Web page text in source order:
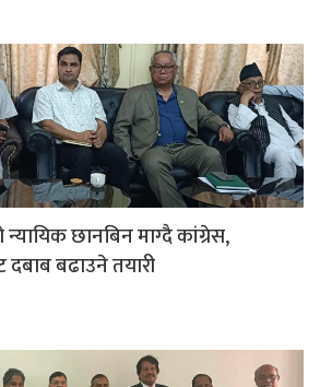
छानबिन माग्दै कांग्रेस,
बढाउने तयारी